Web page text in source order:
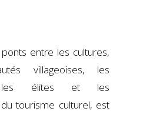
entre les cultures,
villageoises, les
les élites et les
tourisme culturel, est